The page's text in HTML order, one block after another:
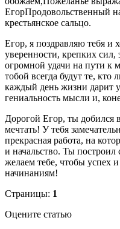
ЕгорПродовольственный
крестьянское сальцо.
Егор, я поздравляю тебя и
уверенности, крепких сил,
огромной удачи на пути к
тобой всегда будут те,
каждый день жизни дарит
гениальность мысли и,
Дорогой Егор, ты добился
мечтать! У тебя
прекрасная работа, на
и начальство. Ты
желаем тебе, чтобы успех
начинаниям!
Страницы: 1
Оцените статью